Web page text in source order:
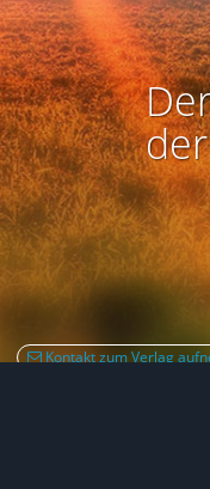
Kontakt zum Verlag